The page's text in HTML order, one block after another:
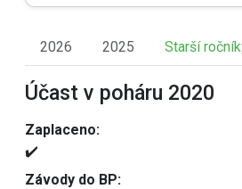
2026 2025 Starší
Účast v poháru 2020
Zaplaceno:
✔️
Závody do BP: